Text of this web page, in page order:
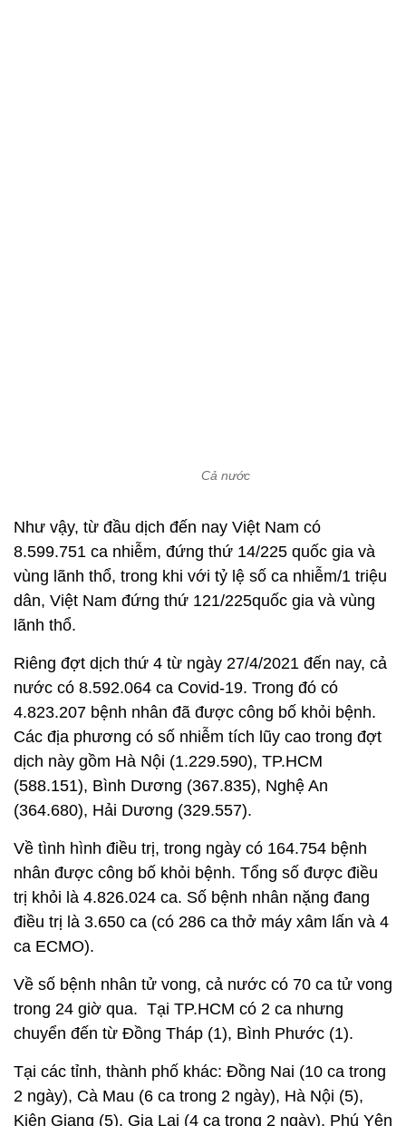
Cả nước
Như vậy, từ đầu dịch đến nay Việt Nam có
8.599.751 ca nhiễm, đứng thứ 14/225 quốc gia và
vùng lãnh thổ, trong khi với tỷ lệ số ca nhiễm/1 triệu
dân, Việt Nam đứng thứ 121/225quốc gia và vùng
lãnh thổ.
Riêng đợt dịch thứ 4 từ ngày 27/4/2021 đến nay, cả
nước có 8.592.064 ca Covid-19. Trong đó có
4.823.207 bệnh nhân đã được công bố khỏi bệnh.
Các địa phương có số nhiễm tích lũy cao trong đợt
dịch này gồm Hà Nội (1.229.590), TP.HCM
(588.151), Bình Dương (367.835), Nghệ An
(364.680), Hải Dương (329.557).
Về tình hình điều trị, trong ngày có 164.754 bệnh
nhân được công bố khỏi bệnh. Tổng số được điều
trị khỏi là 4.826.024 ca. Số bệnh nhân nặng đang
điều trị là 3.650 ca (có 286 ca thở máy xâm lấn và 4
ca ECMO).
Về số bệnh nhân tử vong, cả nước có 70 ca tử vong
trong 24 giờ qua. Tại TP.HCM có 2 ca nhưng
chuyển đến từ Đồng Tháp (1), Bình Phước (1).
Tại các tỉnh, thành phố khác: Đồng Nai (10 ca trong
2 ngày), Cà Mau (6 ca trong 2 ngày), Hà Nội (5),
Kiên Giang (5), Gia Lai (4 ca trong 2 ngày), Phú Yên